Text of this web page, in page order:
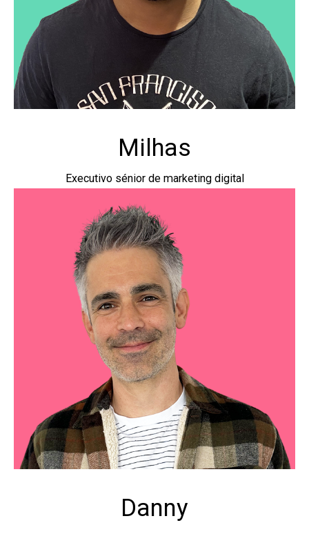
Milhas
Executivo sénior de marketing digital
Danny